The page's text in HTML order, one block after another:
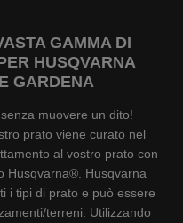
GAMMA DI
HUSQVARNA
GARDENA
muovere un dito!
prato viene curato nel
al vostro prato con
Husqvarna®. Husqvarna
i tipi di prato e può essere
terreni. Utilizzando